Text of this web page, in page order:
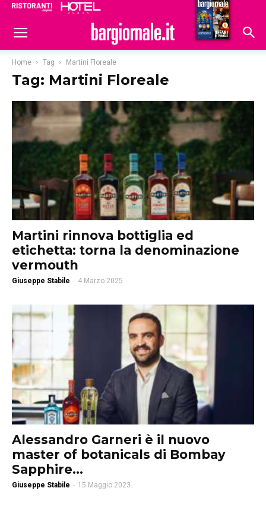
Hoteldomani
Home Tag Martini Floreale
Tag: Martini Floreale
Martini rinnova bottiglia ed
etichetta: torna la denominazione
vermouth
Giuseppe Stabile - 4 Marzo 2025
Alessandro Garneri è il nuovo
master of botanicals di Bombay
Sapphire...
Giuseppe Stabile - 15 Maggio 2023